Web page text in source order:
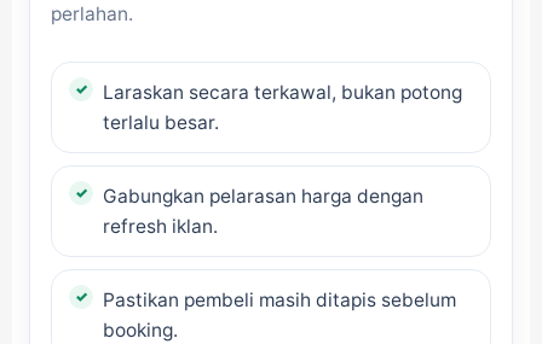
perlahan.
Laraskan secara terkawal, bukan potong
terlalu besar.
Gabungkan pelarasan harga dengan
refresh iklan.
Pastikan pembeli masih ditapis sebelum
booking.